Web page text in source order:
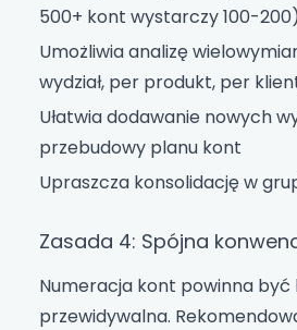
500+ kont wystarczy 100-
Umożliwia analizę
wydział, per produkt, per
Ułatwia dodawanie nowych
przebudowy planu kont
Upraszcza konsolidację w
Zasada 4: Spójna
Numeracja kont powinna być
przewidywalna.